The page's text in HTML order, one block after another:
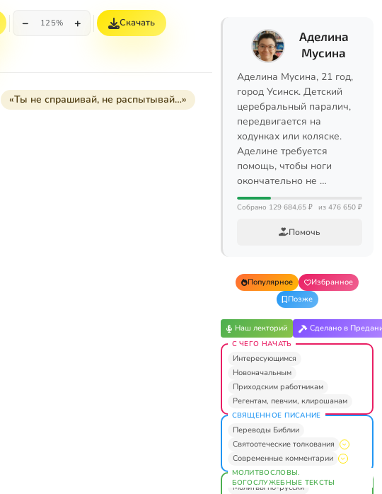
− 125% + Скачать
«Ты не спрашивай, не распытывай…»
Аделина
Мусина
Аделина Мусина, 21 год,
город Усинск. Детский
церебральный паралич,
передвигается на
ходунках или коляске.
Аделине требуется
помощь, чтобы ноги
окончательно не …
Собрано 129 684,65 ₽ из 476 650 ₽
Помочь
Популярное
Избранное
Позже
Наш лекторий Сделано в
С ЧЕГО НАЧАТЬ
Интересующимся
Новоначальным
Приходским работникам
Регентам, певчим, клирошанам
СВЯЩЕННОЕ ПИСАНИЕ
Переводы Библии
Святоотеческие толкования
Современные комментарии
МОЛИТВОСЛОВЫ.
БОГОСЛУЖЕБНЫЕ ТЕКСТЫ
Молитвы по-русски